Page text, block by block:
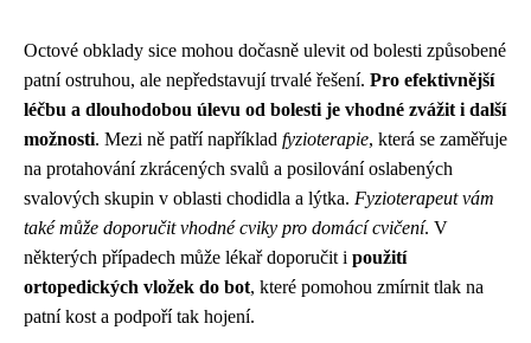
Octové obklady sice mohou dočasně ulevit od bolesti způsobené
patní ostruhou, ale nepředstavují trvalé řešení. Pro efektivnější
léčbu a dlouhodobou úlevu od bolesti je vhodné zvážit i další
možnosti. Mezi ně patří například fyzioterapie, která se zaměřuje
na protahování zkrácených svalů a posilování oslabených
svalových skupin v oblasti chodidla a lýtka. Fyzioterapeut vám
také může doporučit vhodné cviky pro domácí cvičení. V
některých případech může lékař doporučit i použití
ortopedických vložek do bot, které pomohou zmírnit tlak na
patní kost a podpoří tak hojení.